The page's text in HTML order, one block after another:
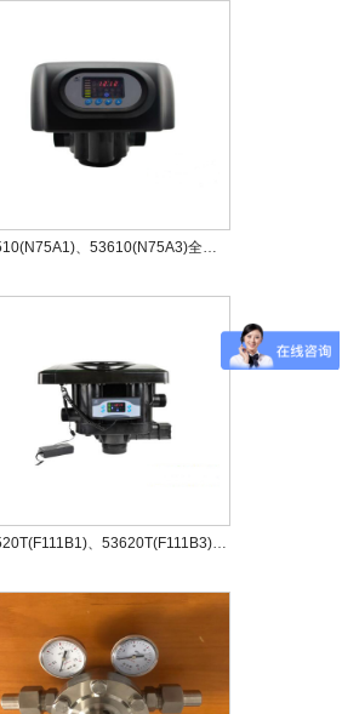
53510(N75A1)、53610(N75A3)全自动过滤阀
53520T(F111B1)、53620T(F111B3)全自动过滤阀